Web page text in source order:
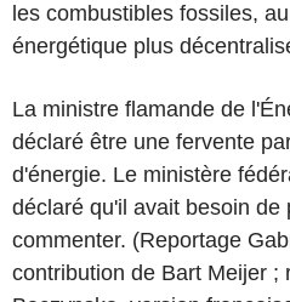
les combustibles fossiles,
énergétique plus
La ministre flamande de
déclaré être une fervente
d'énergie. Le ministère
déclaré qu'il avait besoin de
commenter. (Reportage
contribution de Bart Meijer ;